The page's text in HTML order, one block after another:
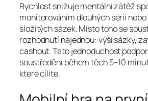
Rychlost snižuje mentální zátěž
monitorováním dlouhých sérií
složitých sázek. Místo toho se
rozhodnutí najednou: výši sázky,
cashout. Tato jednoduchost
soustředění během těch 5–10
které cílíte.